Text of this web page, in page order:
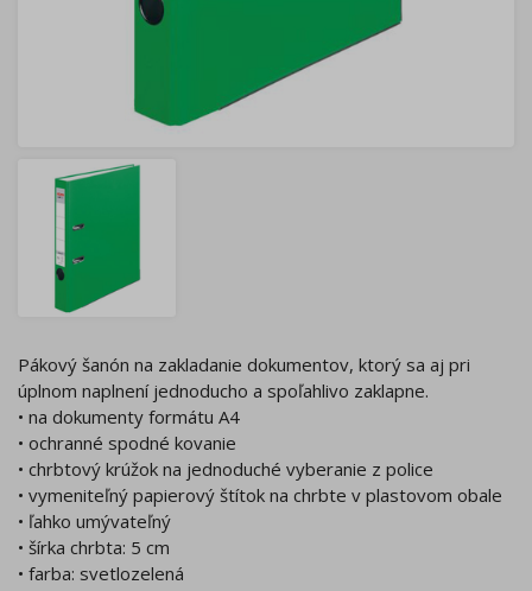
Pákový šanón na zakladanie dokumentov, ktorý sa aj pri
úplnom naplnení jednoducho a spoľahlivo zaklapne.
• na dokumenty formátu A4
• ochranné spodné kovanie
• chrbtový krúžok na jednoduché vyberanie z police
• vymeniteľný papierový štítok na chrbte v plastovom obale
• ľahko umývateľný
• šírka chrbta: 5 cm
• farba: svetlozelená